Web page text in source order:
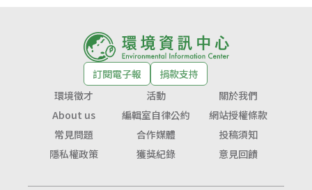
訂閱電子報
捐款支持
環境徵才
活動
關於我們
About us
編輯室自律公約
網站授權條款
常見問題
合作媒體
投稿須知
隱私權政策
獲獎紀錄 意見回饋